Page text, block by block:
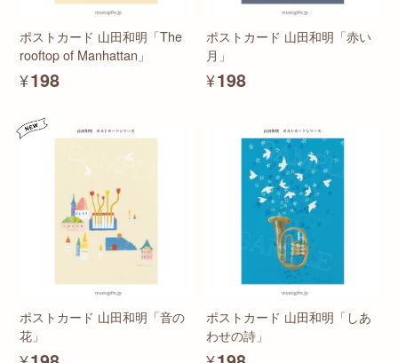
ポストカード 山田和明「The
rooftop of Manhattan」
¥198
ポストカード 山田和明「赤い
月」
¥198
ポストカード 山田和明「音の
花」
ポストカード 山田和明「しあ
わせの詩」